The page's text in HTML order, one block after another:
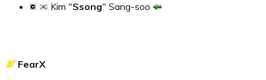
Kim "Ssong" Sang-soo
FearX